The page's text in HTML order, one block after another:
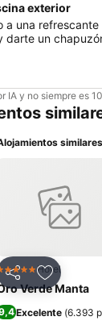
exterior
a una
darte un
IA y no siempre es
)
similares
CompartirAgregar
EstrellasHotel
Verde Manta
Excelente (6.393